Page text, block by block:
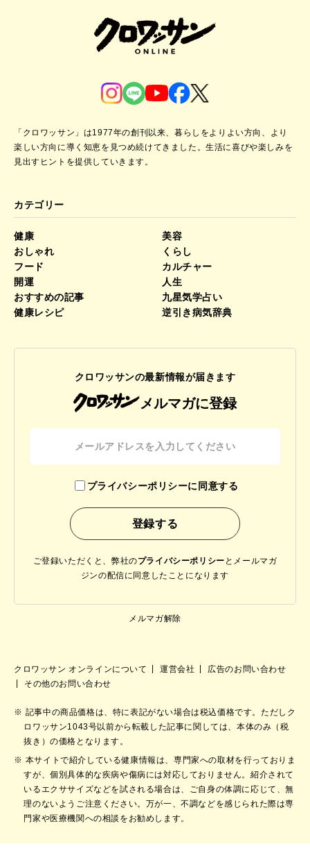
「クロワッサン」は1977年の創刊以来、暮らしをよりよい方向、より
楽しい方向に導く知恵を見つめ続けてきました。生活に喜びや楽しみを
見出すヒントを提供していきます。
カテゴリー
健康
美容
おしゃれ
くらし
フード
カルチャー
開運
人生
おすすめの記事
九星気学占い
健康レシピ
逆引き病気辞典
クロワッサンの最新情報が届きます
メルマガに登録
プライバシーポリシーに同意する
ご登録いただくと、弊社のプライバシーポリシー と メールマガ
ジンの配信に同意したことになります
メルマガ解除
クロワッサン オンラインについて 運営会社
広告のお問い合わせ
その他のお問い合わせ
記事中の商品価格は、特に表記がない場合は税込価格です。ただしク
ロワッサン1043号以前から転載した記事に関しては、本体のみ（税
抜き）の価格となります。
本サイトで紹介している健康情報は、専門家への取材を行っておりま
すが、個別具体的な疾病や傷病には対応しておりません。紹介されて
いるエクササイズなどを試される場合は、ご自身の体調に応じて、無
理のないようご注意ください。万が一、不調などを感じられた際は専
門家や医療機関への相談をお勧めします。